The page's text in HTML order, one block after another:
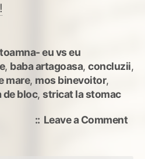
toamna- eu vs eu
, baba artagoasa, concluzii,
mare, mos binevoitor,
de bloc, stricat la stomac
Leave a Commenton